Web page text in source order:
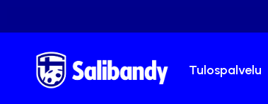
Tulospalvelu